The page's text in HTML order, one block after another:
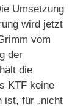
Umsetzung
wird jetzt
vom
der
die
KTF keine
ist, für „nicht